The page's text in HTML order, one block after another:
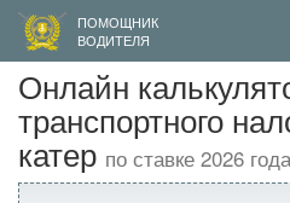
ПОМОЩНИК
ВОДИТЕЛЯ
Онлайн
транспортного
катер по ставке 2026 года